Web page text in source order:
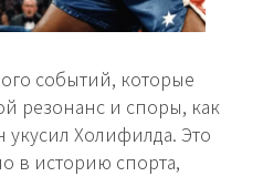
событий, которые
резонанс и споры, как
укусил Холифилда. Это
в историю спорта,